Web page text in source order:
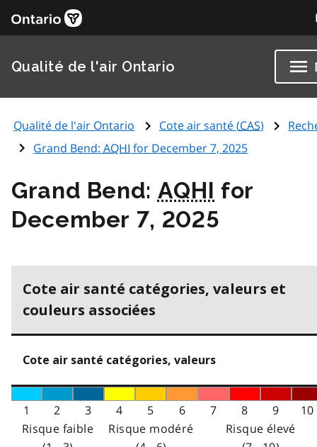
Qualité de l'air Ontario
Qualité de l'air Ontario Cote air santé (CAS)
Grand Bend:AQHI for December 7, 2025
Grand Bend: AQHI for
December 7, 2025
Cote air santé catégories, valeurs et
couleurs associées
Cote air santé catégories, valeurs
1 2 3 4 5 6 7 8 9
10
Risque faible
Risque modéré
Risque élevé